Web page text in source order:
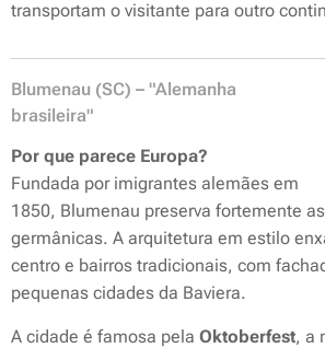
transportam o visitante para outro
Blumenau (SC) – "Alemanha
brasileira"
Por que parece Europa?
Fundada por imigrantes alemães em
1850, Blumenau preserva fortemente
germânicas. A arquitetura em estilo
centro e bairros tradicionais, com
pequenas cidades da Baviera.
A cidade é famosa pela Oktoberfest, a